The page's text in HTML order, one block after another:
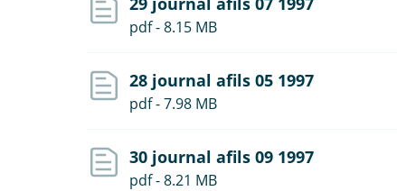
pdf - 8.15 MB
28 journal afils 05 1997
pdf - 7.98 MB
30 journal afils 09 1997
pdf - 8.21 MB